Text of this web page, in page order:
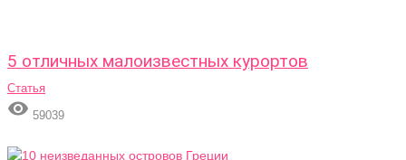
5 отличных малоизвестных курортов
Статья
 59039